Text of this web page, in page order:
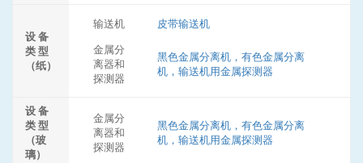
设 备
类 型
（纸）
输送机
皮带输送机
金属分
离器和
探测器
黑色金属分离机，有色金属分离
机，输送机用金属探测器
设 备
类 型
（玻
璃）
金属分
离器和
探测器
黑色金属分离机，有色金属分离
机，输送机用金属探测器